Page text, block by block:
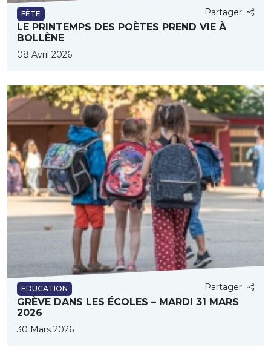
FÊTE Partager
LE PRINTEMPS DES POÈTES PREND VIE À
BOLLÈNE
08 Avril 2026
EDUCATION Partager
GRÈVE DANS LES ÉCOLES – MARDI 31 MARS
2026
30 Mars 2026